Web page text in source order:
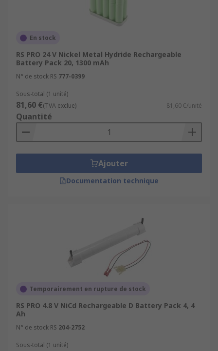
En stock
RS PRO 24 V Nickel Metal Hydride Rechargeable
Battery Pack 20, 1300 mAh
N° de stock RS 777-0399
Sous-total (1 unité)
81,60 €(TVA exclue) 81,60 €/unité
Quantité
Ajouter
Documentation technique
Temporairement en rupture de stock
RS PRO 4.8 V NiCd Rechargeable D Battery Pack 4, 4
Ah
N° de stock RS 204-2752
Sous-total (1 unité)